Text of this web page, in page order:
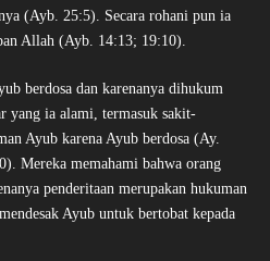
(Ayb. 25:5). Secara rohani pun ia
Allah (Ayb. 14:13; 19:10).
berdosa dan karenanya dihukum
yang ia alami, termasuk sakit-
Ayub karena Ayub berdosa (Ay.
Mereka memahami bahwa orang
penderitaan merupakan hukuman
Ayub untuk bertobat kepada